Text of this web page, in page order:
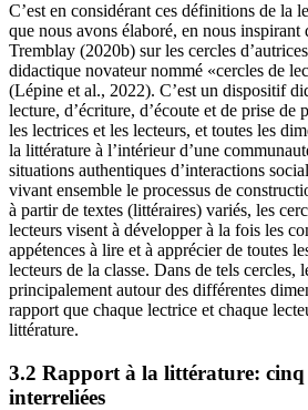
C’est en considérant ces définitions de la
que nous avons élaboré, en nous inspirant
Tremblay (2020b) sur les cercles
didactique novateur nommé «cercles de
(Lépine et al., 2022). C’est un dispositif
lecture, d’écriture, d’écoute et de prise de
les lectrices et les lecteurs, et toutes les
la littérature à l’intérieur d’une
situations authentiques d’interactions
vivant ensemble le processus de
à partir de textes (littéraires) variés, les
lecteurs visent à développer à la fois les
appétences à lire et à apprécier de toutes
lecteurs de la classe. Dans de tels cercles,
principalement autour des différentes
rapport que chaque lectrice et chaque
littérature.
3.2 Rapport à la littérature: cinq
interreliées